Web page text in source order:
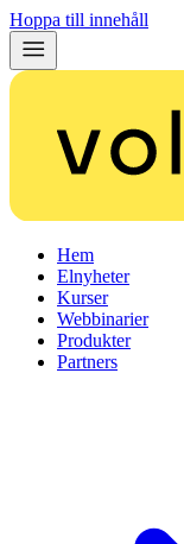
Hoppa till innehåll
Hem
Elnyheter
Kurser
Webbinarier
Produkter
Partners